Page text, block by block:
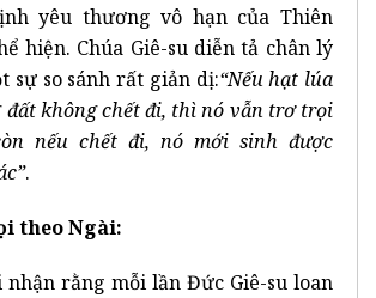
yêu thương vô hạn của Thiên
hiện. Chúa Giê-su diễn tả chân lý
sự so sánh rất giản dị:“Nếu hạt lúa
đất không chết đi, thì nó vẫn trơ trọi
nếu chết đi, nó mới sinh được
.
theo Ngài:
nhận rằng mỗi lần Đức Giê-su loan